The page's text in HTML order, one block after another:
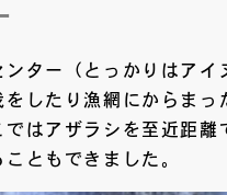
ター（とっかりはア
をしたり漁網にからま
はアザラシを至近距
ともできました。